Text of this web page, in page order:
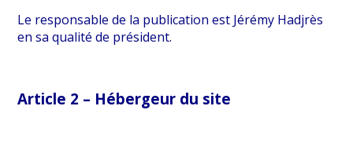
Le responsable de la publication est Jérémy Hadjrès
en sa qualité de président.
Article 2 – Hébergeur du site